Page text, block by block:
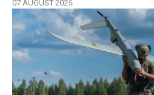
07 AUGUST 2026